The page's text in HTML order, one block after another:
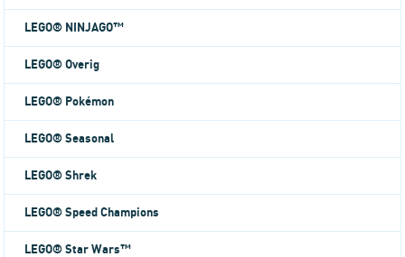
LEGO® NINJAGO™
LEGO® Overig
LEGO® Pokémon
LEGO® Seasonal
LEGO® Shrek
LEGO® Speed Champions
LEGO® Star Wars™